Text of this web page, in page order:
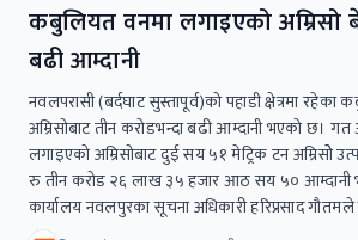
कबुलियत वनमा लगाइएको अम्रिसो
बढी आम्दानी
नवलपरासी (बर्दघाट सुस्तापूर्व)को पहाडी क्षेत्रमा
अम्रिसोबाट तीन करोडभन्दा बढी आम्दानी भएको छ। गत
लगाइएको अम्रिसोबाट दुई सय ५१ मेट्रिक टन अम्रिसोे
रु तीन करोड २६ लाख ३५ हजार आठ सय ५० आम्दानी
कार्यालय नवलपुरका सूचना अधिकारी हरिप्रसाद गौतमले